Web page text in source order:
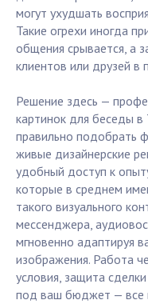
могут ухудшать
Такие огрехи иногда
общения срывается, а
клиентов или друзей в
Решение здесь —
картинок для беседы
правильно подобрать
живые дизайнерские
удобный доступ к
которые в среднем
такого визуального
мессенджера,
мгновенно адаптируя
изображения. Работа
условия, защита
под ваш бюджет — все